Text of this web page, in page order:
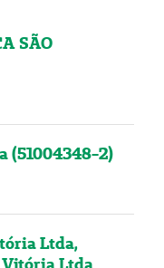
SÃO
(51004348-2)
Ltda,
Vitória Ltda